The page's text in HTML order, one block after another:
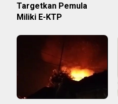
Targetkan Pemula
Miliki E-KTP